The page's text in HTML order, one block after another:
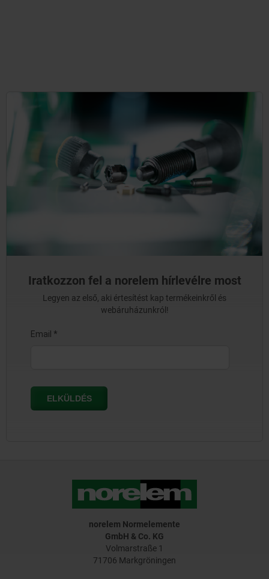
Iratkozzon fel a norelem hírlevélre most
Legyen az első, aki értesítést kap termékeinkről és
webáruházunkról!
norelem Normelemente
GmbH & Co. KG
Volmarstraße 1
71706 Markgröningen